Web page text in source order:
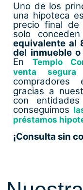
Uno de los
una hipoteca
precio final de
solo conceden
equivalente al
del inmueble
En
Templo
venta segura
compradores
gracias a
con
conseguimos
préstamos
¡Consulta sin